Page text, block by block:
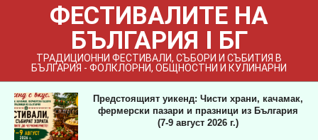
ФЕСТИВАЛИТЕ НА
БЪЛГАРИЯ I БГ
ТРАДИЦИОННИ ФЕСТИВАЛИ, СЪБОРИ И СЪБИТИЯ В
БЪЛГАРИЯ - ФОЛКЛОРНИ, ОБЩНОСТНИ И КУЛИНАРНИ
Предстоящият уикенд: Чисти храни, качамак,
фермерски пазари и празници из България
(7-9 август 2026 г.)